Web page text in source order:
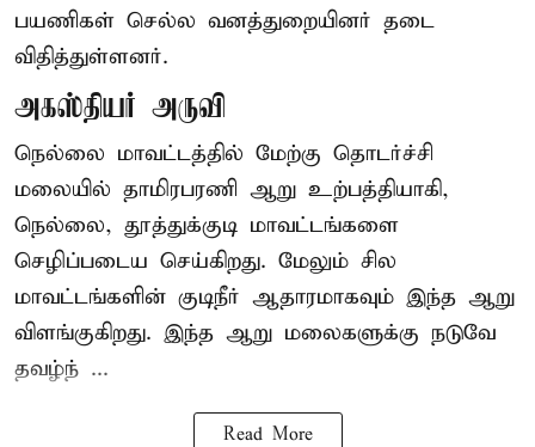
பயணிகள் செல்ல வனத்துறையினர் தடை
விதித்துள்ளனர்.
அகஸ்தியர் அருவி
நெல்லை மாவட்டத்தில் மேற்கு தொடர்ச்சி
மலையில் தாமிரபரணி ஆறு உற்பத்தியாகி,
நெல்லை, தூத்துக்குடி மாவட்டங்களை
செழிப்படைய செய்கிறது. மேலும் சில
மாவட்டங்களின் குடிநீர் ஆதாரமாகவும் இந்த ஆறு
விளங்குகிறது. இந்த ஆறு மலைகளுக்கு நடுவே
தவழ்ந் ...
Read More